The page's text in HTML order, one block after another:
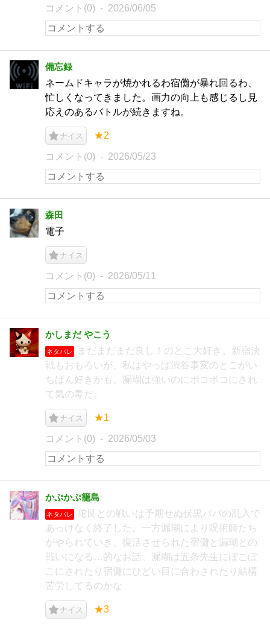
コメント(0) 2026/06/05
備忘録
ネームドキャラが焼かれるわ宿儺が暴れ回るわ、
忙しくなってきました。画力の向上も感じるし見
応えのあるバトルが続きますね。
ナイス ★2
コメント(0) 2026/05/23
森田
電子
ナイス
コメント(0) 2026/05/11
かしまだ やこう
ネタバレ
まだまだまだ良し！のとこ大好き。新宿決
戦もおもろいが、私はやっぱ渋谷事変のとこがい
ちばん好きかも。漏瑚は強いのにボコボコにされ
て気の毒だ。
ナイス ★1
コメント(0) 2026/05/03
かぷかぷ籠島
ネタバレ
陀艮との戦いは予期せぬ伏黒パパの乱入で
あっけなく終了した。一方漏瑚により呪術師たち
がやられていき、復活させられた宿儺と漏瑚との
戦いになる…的なお話。漏瑚は五条先生にぼこぼ
こにされたり宿儺にひどい目に合わされたり結構
苦労してるのかな
ナイス ★3